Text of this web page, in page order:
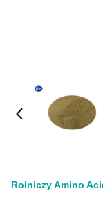
Rolniczy Amino